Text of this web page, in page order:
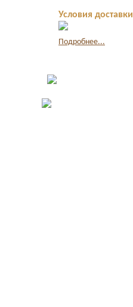
Условия доставки
Подробнее...